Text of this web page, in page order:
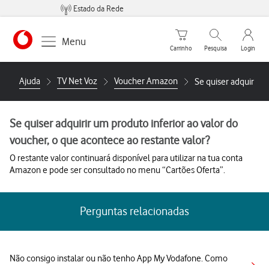
Estado da Rede
https://www.vodafone.pt
Menu
Carrinho de compras
Carrinho
Pesquisar
Pesquisa
My
Login
Ajuda TV Net Voz Voucher Amazon Se quiser adquirir
Se quiser adquirir um produto inferior ao valor do
voucher, o que acontece ao restante valor?
O restante valor continuará disponível para utilizar na tua conta
Amazon e pode ser consultado no menu “Cartões Oferta”.
Perguntas relacionadas
Não consigo instalar ou não tenho App My Vodafone. Como